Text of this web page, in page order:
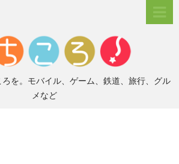
を。モバイル、ゲーム、鉄道、旅行、グル
メなど